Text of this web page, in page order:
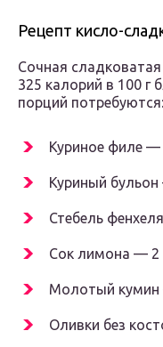
Рецепт кисло-
Сочная
325 калорий в 100 г
порций потребуются:
Куриное филе —
Куриный
Стебель
Сок лимона — 2
Молотый
Оливки без